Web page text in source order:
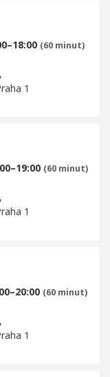
(60 minut)
1
(60 minut)
1
(60 minut)
1